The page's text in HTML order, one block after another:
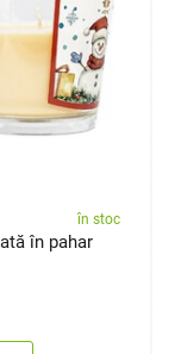
în stoc
în pahar